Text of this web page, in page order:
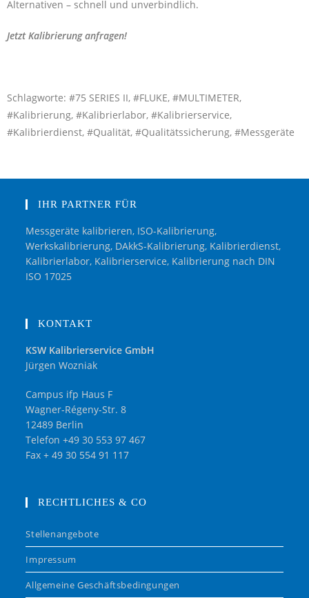
Alternativen – schnell und unverbindlich.
Jetzt Kalibrierung anfragen!
Schlagworte: #75 SERIES II, #FLUKE, #MULTIMETER,
#Kalibrierung, #Kalibrierlabor, #Kalibrierservice,
#Kalibrierdienst, #Qualität, #Qualitätssicherung, #Messgeräte
IHR PARTNER FÜR
Messgeräte kalibrieren, ISO-Kalibrierung,
Werkskalibrierung, DAkkS-Kalibrierung, Kalibrierdienst,
Kalibrierlabor, Kalibrierservice, Kalibrierung nach DIN
ISO 17025
KONTAKT
KSW Kalibrierservice GmbH
Jürgen Wozniak
Campus ifp Haus F
Wagner-Régeny-Str. 8
12489 Berlin
Telefon +49 30 553 97 467
Fax + 49 30 554 91 117
RECHTLICHES & CO
Stellenangebote
Impressum
Allgemeine Geschäftsbedingungen